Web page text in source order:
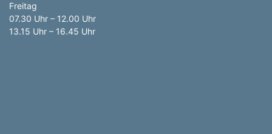
Freitag
07.30 Uhr – 12.00 Uhr
13.15 Uhr – 16.45 Uhr